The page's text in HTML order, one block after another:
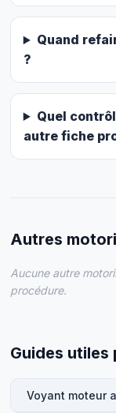
Quand
?
Quel
autre fiche
Autres
Aucune autre
procédure.
Guides utiles
Voyant moteur